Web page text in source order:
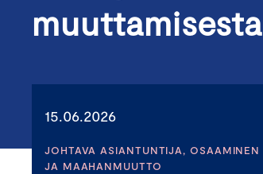
muuttamisesta
15.06.2026
JOHTAVA ASIANTUNTIJA, OSAAMINEN
JA MAAHANMUUTTO